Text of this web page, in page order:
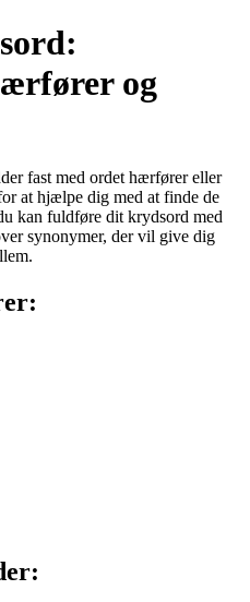
og
fast med ordet hærfører eller
at hjælpe dig med at finde de
kan fuldføre dit krydsord med
synonymer, der vil give dig